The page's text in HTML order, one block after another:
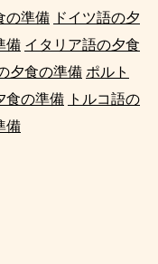
の準備 ドイツ語の夕
備 イタリア語の夕食
夕食の準備 ポルト
食の準備 トルコ語の
備